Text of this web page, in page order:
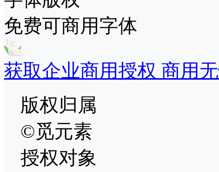
免费可商用字体
获取企业商用授权 商用
版权归属
©觅元素
授权对象